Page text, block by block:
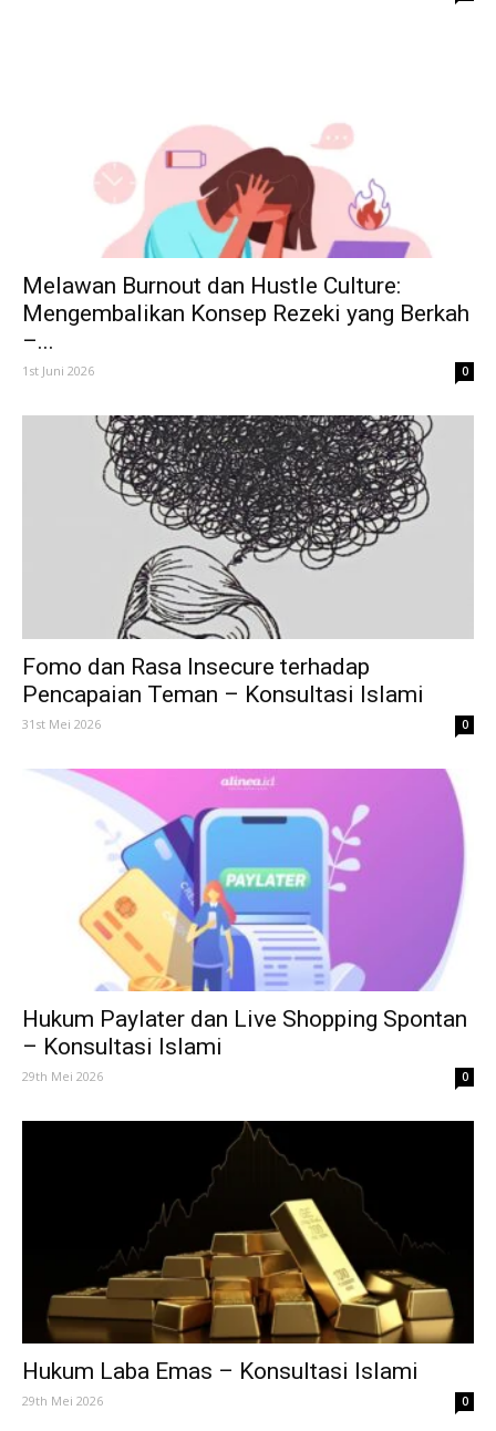
Melawan Burnout dan Hustle Culture:
Mengembalikan Konsep Rezeki yang Berkah
–...
1st Juni 2026 0
Fomo dan Rasa Insecure terhadap
Pencapaian Teman – Konsultasi Islami
31st Mei 2026 0
Hukum Paylater dan Live Shopping Spontan
– Konsultasi Islami
29th Mei 2026 0
Hukum Laba Emas – Konsultasi Islami
29th Mei 2026 0